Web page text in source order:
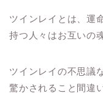
ツインレイとは、運
持つ人々はお互いの
ツインレイの不思議
驚かされること間違